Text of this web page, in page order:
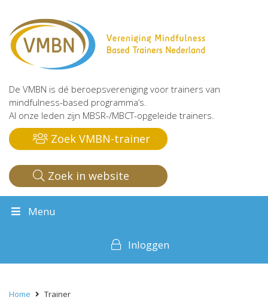
De VMBN is dé beroepsvereniging voor trainers van
mindfulness-based programma’s.
Al onze leden zijn MBSR-/MBCT-opgeleide trainers.
Zoek VMBN-trainer
Zoek in website
Menu
Inloggen
Home Trainer